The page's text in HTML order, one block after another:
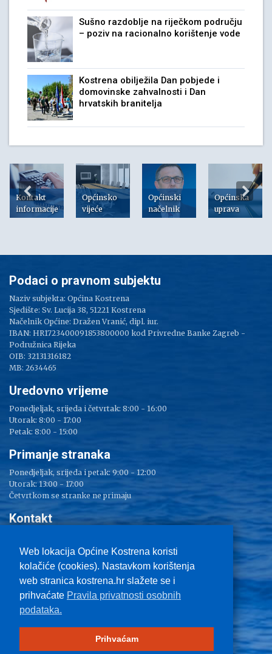
Sušno razdoblje na riječkom području
– poziv na racionalno korištenje vode
Kostrena obilježila Dan pobjede i
domovinske zahvalnosti i Dan
hrvatskih branitelja
Kontakt
informacije
Općinsko
vijeće
Općinski
načelnik
Općinska
uprava
Web lokacija Općine Kostrena koristi
kolačiće (cookies). Nastavkom korištenja
web stranica kostrena.hr slažete se i
prihvaćate Pravila privatnosti osobnih
podataka.
Prihvaćam
Podaci o pravnom subjektu
Naziv subjekta: Općina Kostrena
Sjedište: Sv. Lucija 38, 51221 Kostrena
Načelnik Općine: Dražen Vranić, dipl. iur.
IBAN: HR1723400091853800000 kod Privredne Banke Zagreb -
Podružnica Rijeka
OIB: 32131316182
MB: 2634465
Uredovno vrijeme
Ponedjeljak, srijeda i četvrtak: 8:00 - 16:00
Utorak: 8:00 - 17:00
Petak: 8:00 - 15:00
Primanje stranaka
Ponedjeljak, srijeda i petak: 9:00 - 12:00
Utorak: 13:00 - 17:00
Četvrtkom se stranke ne primaju
Kontakt
Tel: 051/ 209 000
Fax: 051/ 289 400
E-mail:kostrena@kostrena.hr
Kontakt informacije
Uvjeti korištenja
Pravo na pristup informacijama
Zaštita privatnosti